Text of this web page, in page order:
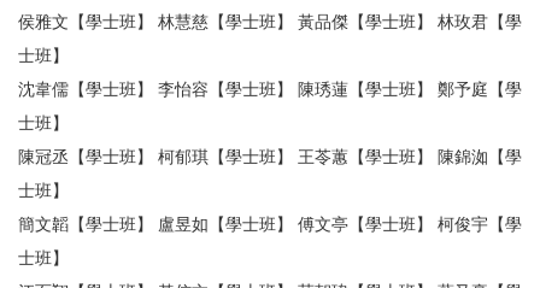
侯雅文【學士班】 林慧慈【學士班】 黃品傑【學士班】 林玫君【學
士班】
沈韋儒【學士班】 李怡容【學士班】 陳琇蓮【學士班】 鄭予庭【學
士班】
陳冠丞【學士班】 柯郁琪【學士班】 王苓蕙【學士班】 陳錦洳【學
士班】
簡文韜【學士班】 盧昱如【學士班】 傅文亭【學士班】 柯俊宇【學
士班】